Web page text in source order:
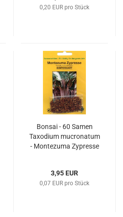
0,20 EUR pro Stück
Bonsai - 60 Samen
Taxodium mucronatum
- Montezuma Zypresse
3,95 EUR
0,07 EUR pro Stück